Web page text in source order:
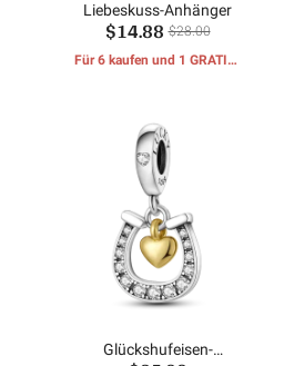
Liebeskuss-Anhänger
$14.88 $28.00
Für 6 kaufen und 1 GRATIS-
Glückshufeisen-